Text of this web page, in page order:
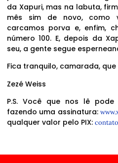
da Xapuri, mas na labuta,
mês sim de novo, como
carcamos porva e, enfim,
número 100. E, depois da
seu, a gente segue
Fica tranquilo, camarada,
Zezé Weiss
P.S. Você que nos lê
fazendo uma assinatura:
qualquer valor pelo PIX: